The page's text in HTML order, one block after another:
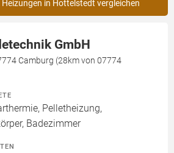
in Hottelstedt vergleichen
GmbH
Camburg (28km von 07774
Pelletheizung,
Badezimmer